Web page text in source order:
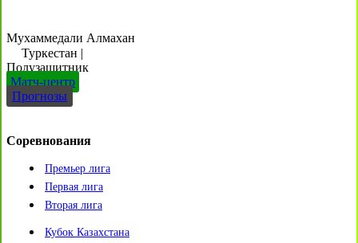
Мухаммедали Алмахан
Туркестан |
Полузащитник
Матч-центр
Прогнозы
Соревнования
Премьер лига
Первая лига
Вторая лига
Кубок Казахстана